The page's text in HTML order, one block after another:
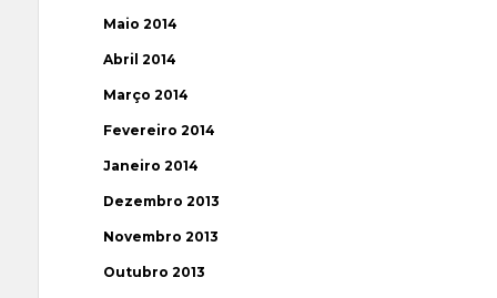
Maio 2014
Abril 2014
Março 2014
Fevereiro 2014
Janeiro 2014
Dezembro 2013
Novembro 2013
Outubro 2013